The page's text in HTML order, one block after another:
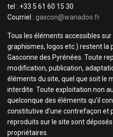
tel : +33 5 61 60 15 30
Courriel : gascon@wanadoo.fr
Tous les éléments accessibles
graphismes, logos etc.) restent la
Gasconne des Pyrénées. Toute
modification, publication,
éléments du site, quel que soit le
interdite. Toute exploitation non
quelconque des éléments qu’il
constitutive d’une contrefaçon et
reproduits sur le site sont
propriétaires.